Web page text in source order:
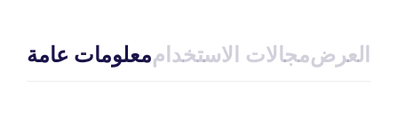
معلومات عامةمجالات الاستخدامالعرض